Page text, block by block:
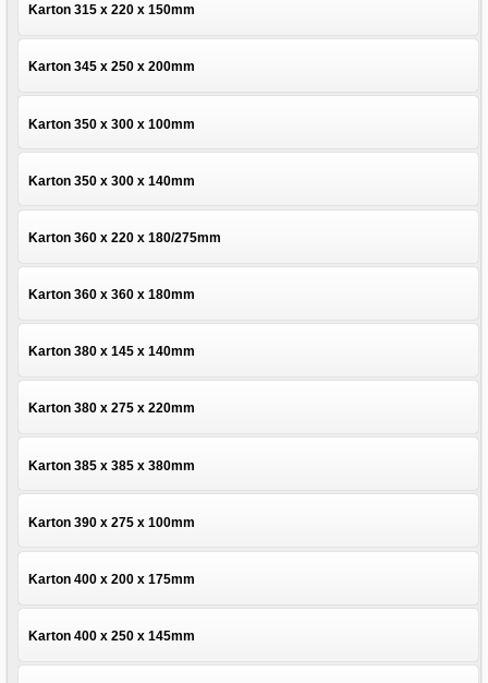
Karton 315 x 220 x 150mm
Karton 345 x 250 x 200mm
Karton 350 x 300 x 100mm
Karton 350 x 300 x 140mm
Karton 360 x 220 x 180/275mm
Karton 360 x 360 x 180mm
Karton 380 x 145 x 140mm
Karton 380 x 275 x 220mm
Karton 385 x 385 x 380mm
Karton 390 x 275 x 100mm
Karton 400 x 200 x 175mm
Karton 400 x 250 x 145mm